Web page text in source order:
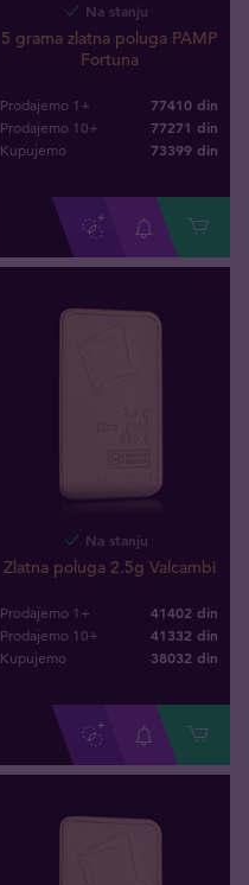
Na stanju
5 grama zlatna poluga PAMP
Fortuna
Prodajemo 1+ 77410 din
Prodajemo 10+ 77271 din
Kupujemo 73399 din
Na stanju
Zlatna poluga 2.5g Valcambi
Prodajemo 1+ 41402 din
Prodajemo 10+ 41332 din
Kupujemo 38032 din